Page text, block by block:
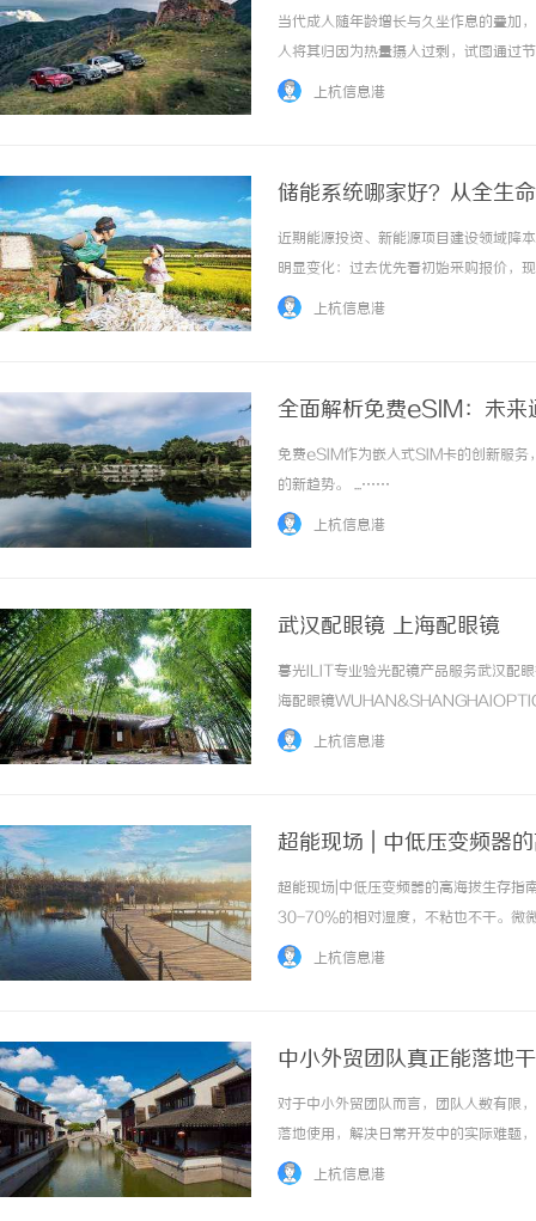
当代成人随年龄增长与久坐作息的叠加
人将其归因为热量摄入过剩，试图通过
上杭信息港
储能系统哪家好？从全生
近期能源投资、新能源项目建设领域降
明显变化：过去优先看初始采购报价，
项目，设备更换带来的重置投资、发
上杭信息港
全面解析免费eSIM：未来
免费eSIM作为嵌入式SIM卡的创新服务
的新趋势。 ...……
上杭信息港
武汉配眼镜 上海配眼镜
暮光ILIT专业验光配镜产品服务武汉配
海配眼镜
品牌，现于武汉与上海设有4家门店。
上杭信息港
超能现场 | 中低压变频器
超能现场|中低压变频器的高海拔生存
30-70%的相对湿度，不粘也不干。微
区”。但这份舒适，会随着海拔的爬升
上杭信息港
中小外贸团队真正能落地
对于中小外贸团队而言，团队人数有限
落地使用，解决日常开发中的实际难题
清晰的数据基础，能够减少重复性劳动
上杭信息港